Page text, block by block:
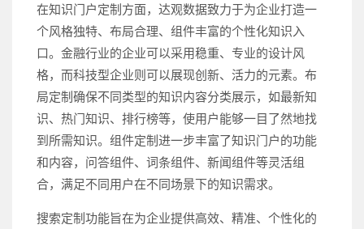
在知识门户定制方面，达观数据致力于为企业打造一
个风格独特、布局合理、组件丰富的个性化知识入
口。金融行业的企业可以采用稳重、专业的设计风
格，而科技型企业则可以展现创新、活力的元素。布
局定制确保不同类型的知识内容分类展示，如最新知
识、热门知识、排行榜等，使用户能够一目了然地找
到所需知识。组件定制进一步丰富了知识门户的功能
和内容，问答组件、词条组件、新闻组件等灵活组
合，满足不同用户在不同场景下的知识需求。
搜索定制功能旨在为企业提供高效、精准、个性化的